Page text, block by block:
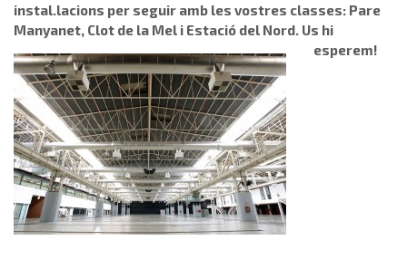
instal.lacions per seguir amb les vostres classes: Pare
Manyanet, Clot de la Mel i Estació del Nord. Us hi
esperem!